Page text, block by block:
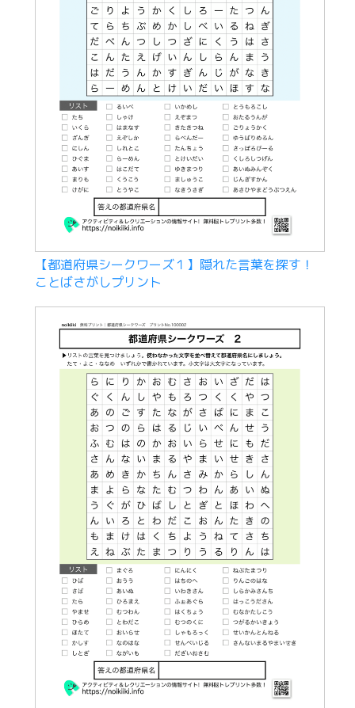
【都道府県シークワーズ１】隠れた言葉を探す！
ことばさがしプリント